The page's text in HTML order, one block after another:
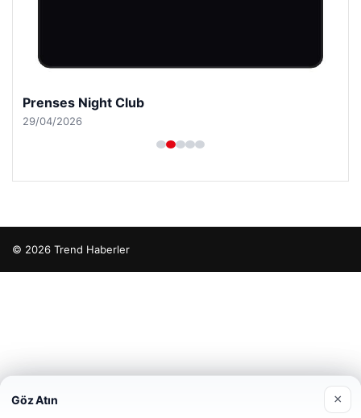
Prenses Night Club
29/04/2026
© 2026 Trend Haberler
Göz Atın ×